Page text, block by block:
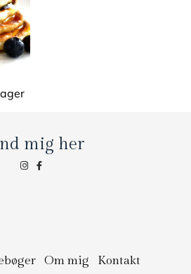
mig her
Om mig Kontakt